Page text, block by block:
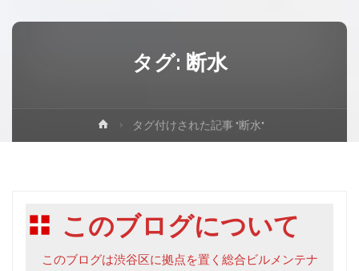
タグ: 断水
タグ付けされた記事 "断水"
このブログについて
このブログは渋谷区に拠点を置く総合ビルメンテナ